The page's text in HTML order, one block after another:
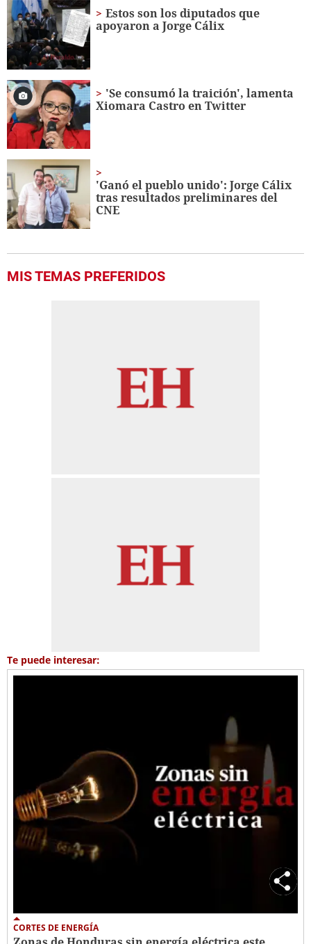
31
seconds
Estos son los diputados que
apoyaron a Jorge Cálix
'Se consumó la traición', lamenta
Xiomara Castro en Twitter
'Ganó el pueblo unido': Jorge Cálix
tras resultados preliminares del
CNE
MIS TEMAS PREFERIDOS
Te puede interesar:
CORTES DE ENERGÍA